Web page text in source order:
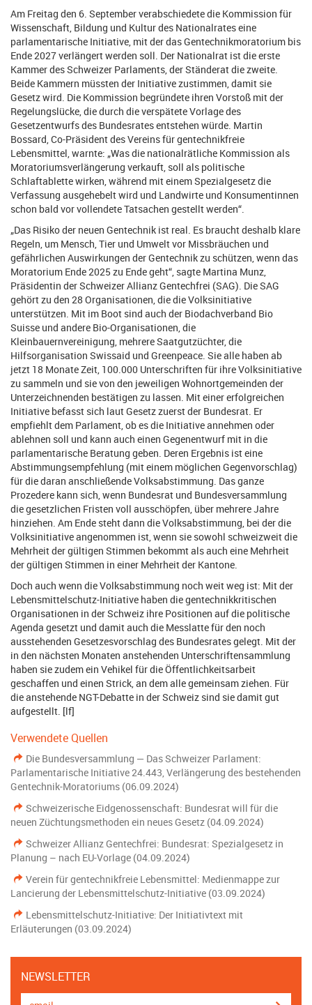
Am Freitag den 6. September verabschiedete die Kommission für
Wissenschaft, Bildung und Kultur des Nationalrates eine
parlamentarische Initiative, mit der das Gentechnikmoratorium bis
Ende 2027 verlängert werden soll. Der Nationalrat ist die erste
Kammer des Schweizer Parlaments, der Ständerat die zweite.
Beide Kammern müssten der Initiative zustimmen, damit sie
Gesetz wird. Die Kommission begründete ihren Vorstoß mit der
Regelungslücke, die durch die verspätete Vorlage des
Gesetzentwurfs des Bundesrates entstehen würde. Martin
Bossard, Co-Präsident des Vereins für gentechnikfreie
Lebensmittel, warnte: „Was die nationalrätliche Kommission als
Moratoriumsverlängerung verkauft, soll als politische
Schlaftablette wirken, während mit einem Spezialgesetz die
Verfassung ausgehebelt wird und Landwirte und Konsumentinnen
schon bald vor vollendete Tatsachen gestellt werden“.
„Das Risiko der neuen Gentechnik ist real. Es braucht deshalb klare
Regeln, um Mensch, Tier und Umwelt vor Missbräuchen und
gefährlichen Auswirkungen der Gentechnik zu schützen, wenn das
Moratorium Ende 2025 zu Ende geht“, sagte Martina Munz,
Präsidentin der Schweizer Allianz Gentechfrei (SAG). Die SAG
gehört zu den 28 Organisationen, die die Volksinitiative
unterstützen. Mit im Boot sind auch der Biodachverband Bio
Suisse und andere Bio-Organisationen, die
Kleinbauernvereinigung, mehrere Saatgutzüchter, die
Hilfsorganisation Swissaid und Greenpeace. Sie alle haben ab
jetzt 18 Monate Zeit, 100.000 Unterschriften für ihre Volksinitiative
zu sammeln und sie von den jeweiligen Wohnortgemeinden der
Unterzeichnenden bestätigen zu lassen. Mit einer erfolgreichen
Initiative befasst sich laut Gesetz zuerst der Bundesrat. Er
empfiehlt dem Parlament, ob es die Initiative annehmen oder
ablehnen soll und kann auch einen Gegenentwurf mit in die
parlamentarische Beratung geben. Deren Ergebnis ist eine
Abstimmungsempfehlung (mit einem möglichen Gegenvorschlag)
für die daran anschließende Volksabstimmung. Das ganze
Prozedere kann sich, wenn Bundesrat und Bundesversammlung
die gesetzlichen Fristen voll ausschöpfen, über mehrere Jahre
hinziehen. Am Ende steht dann die Volksabstimmung, bei der die
Volksinitiative angenommen ist, wenn sie sowohl schweizweit die
Mehrheit der gültigen Stimmen bekommt als auch eine Mehrheit
der gültigen Stimmen in einer Mehrheit der Kantone.
Doch auch wenn die Volksabstimmung noch weit weg ist: Mit der
Lebensmittelschutz-Initiative haben die gentechnikkritischen
Organisationen in der Schweiz ihre Positionen auf die politische
Agenda gesetzt und damit auch die Messlatte für den noch
ausstehenden Gesetzesvorschlag des Bundesrates gelegt. Mit der
in den nächsten Monaten anstehenden Unterschriftensammlung
haben sie zudem ein Vehikel für die Öffentlichkeitsarbeit
geschaffen und einen Strick, an dem alle gemeinsam ziehen. Für
die anstehende NGT-Debatte in der Schweiz sind sie damit gut
aufgestellt. [lf]
Verwendete Quellen
Die Bundesversammlung — Das Schweizer Parlament:
Parlamentarische Initiative 24.443, Verlängerung des bestehenden
Gentechnik-Moratoriums (06.09.2024)
Schweizerische Eidgenossenschaft: Bundesrat will für die
neuen Züchtungsmethoden ein neues Gesetz (04.09.2024)
Schweizer Allianz Gentechfrei: Bundesrat: Spezialgesetz in
Planung – nach EU-Vorlage (04.09.2024)
Verein für gentechnikfreie Lebensmittel: Medienmappe zur
Lancierung der Lebensmittelschutz-Initiative (03.09.2024)
Lebensmittelschutz-Initiative: Der Initiativtext mit
Erläuterungen (03.09.2024)
NEWSLETTER